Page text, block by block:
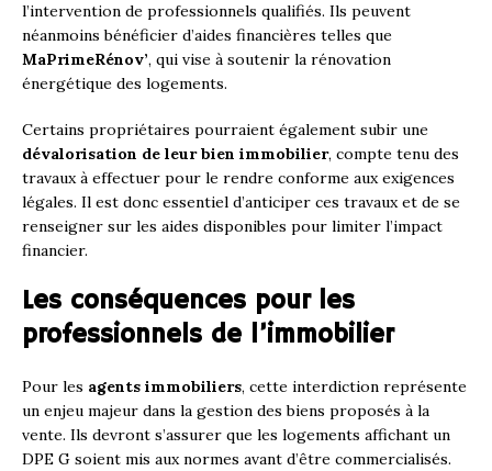
l’intervention de professionnels qualifiés. Ils peuvent
néanmoins bénéficier d’aides financières telles que
MaPrimeRénov’, qui vise à soutenir la rénovation
énergétique des logements.
Certains propriétaires pourraient également subir une
dévalorisation de leur bien immobilier, compte tenu des
travaux à effectuer pour le rendre conforme aux exigences
légales. Il est donc essentiel d’anticiper ces travaux et de se
renseigner sur les aides disponibles pour limiter l’impact
financier.
Les conséquences pour les
professionnels de l’immobilier
Pour les agents immobiliers, cette interdiction représente
un enjeu majeur dans la gestion des biens proposés à la
vente. Ils devront s’assurer que les logements affichant un
DPE G soient mis aux normes avant d’être commercialisés.